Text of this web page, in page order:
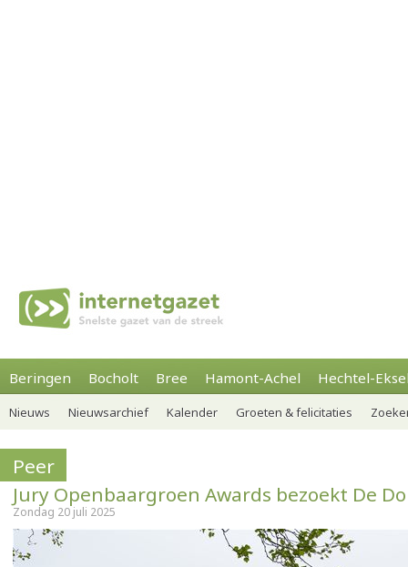
Beringen Bocholt Bree Hamont-Achel Hechtel-
Nieuws Nieuwsarchief Kalender Groeten & felicitaties
Peer
Jury Openbaargroen Awards bezoekt De
Zondag 20 juli 2025